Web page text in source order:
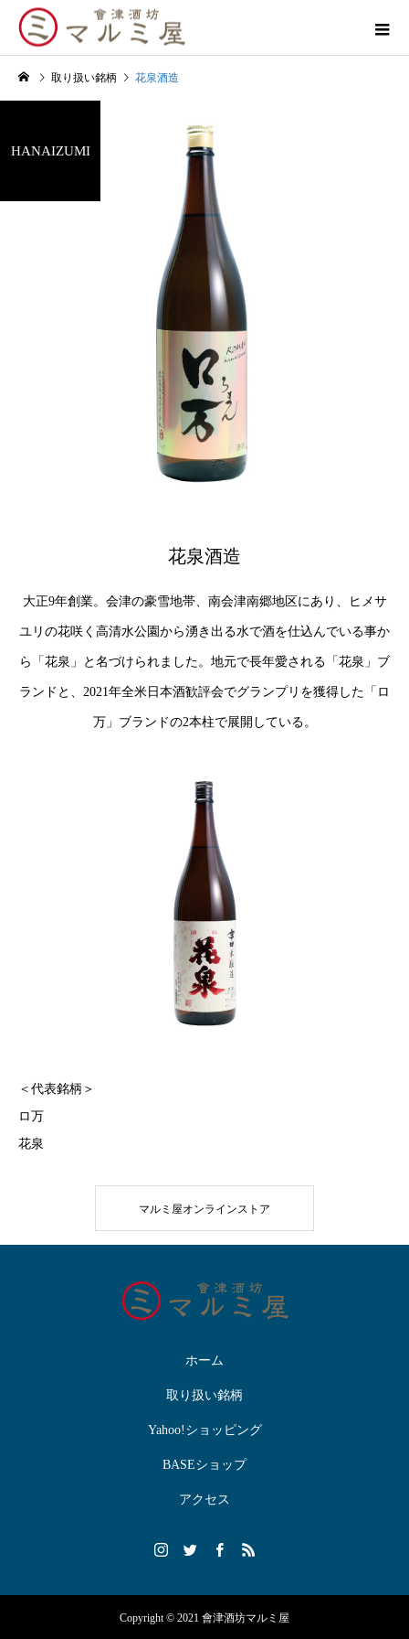
取り扱い銘柄 花泉酒造
HANAIZUMI
花泉酒造
大正9年創業。会津の豪雪地帯、南会津南郷地区にあり、ヒメサ
ユリの花咲く高清水公園から湧き出る水で酒を仕込んでいる事か
ら「花泉」と名づけられました。地元で長年愛される「花泉」ブ
ランドと、2021年全米日本酒歓評会でグランプリを獲得した「ロ
万」ブランドの2本柱で展開している。
＜代表銘柄＞
ロ万
花泉
マルミ屋オンラインストア
ホーム
取り扱い銘柄
Yahoo!ショッピング
BASEショップ
アクセス
Copyright © 2021 會津酒坊マルミ屋